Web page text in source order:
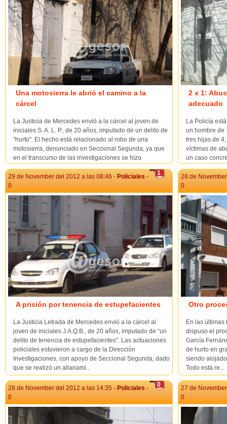
Una motosierra le abrió el camino a la
cárcel
La Justicia de Mercedes envió a la cárcel al joven de
iniciales S. A. L. P., de 20 años, imputado de un delito de
"hurto". El hecho está relacionado al robo de una
motosierra, denunciado en Seccional Segunda, ya que
en el transcurso de las investigaciones se hizo
2 x 1:
adecuado
La Policía
un hombre de
tres hijas de
víctimas de
un caso
1
29 de November del 2012 a las 08:46 - Policiales -
0
A prisión por tenencia de estupefacientes
La Justicia Letrada de Mercedes envió a la cárcel al
joven de iniciales J.A.Q.B., de 20 años, imputado de “un
delito de tenencia de estupefacientes”. Las actuaciones
policiales estuvieron a cargo de la Dirección
Investigaciones, con apoyo de Seccional Segunda, dado
que se realizó un allanami...
28 de
0
Otro
En las
dispuso el
García
de hurto en
siendo
Todo está re...
0
28 de November del 2012 a las 14:35 - Policiales -
0
27 de
0